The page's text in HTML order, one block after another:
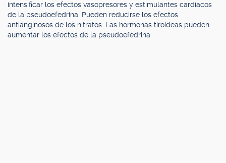
intensificar los efectos vasopresores y estimulantes cardíacos
de la pseudoefedrina. Pueden reducirse los efectos
antianginosos de los nitratos. Las hormonas tiroideas pueden
aumentar los efectos de la pseudoefedrina.